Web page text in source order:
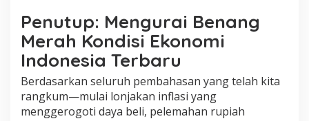
Penutup: Mengurai Benang
Merah Kondisi Ekonomi
Indonesia Terbaru
Berdasarkan seluruh pembahasan yang telah kita
rangkum—mulai lonjakan inflasi yang
menggerogoti daya beli, pelemahan rupiah